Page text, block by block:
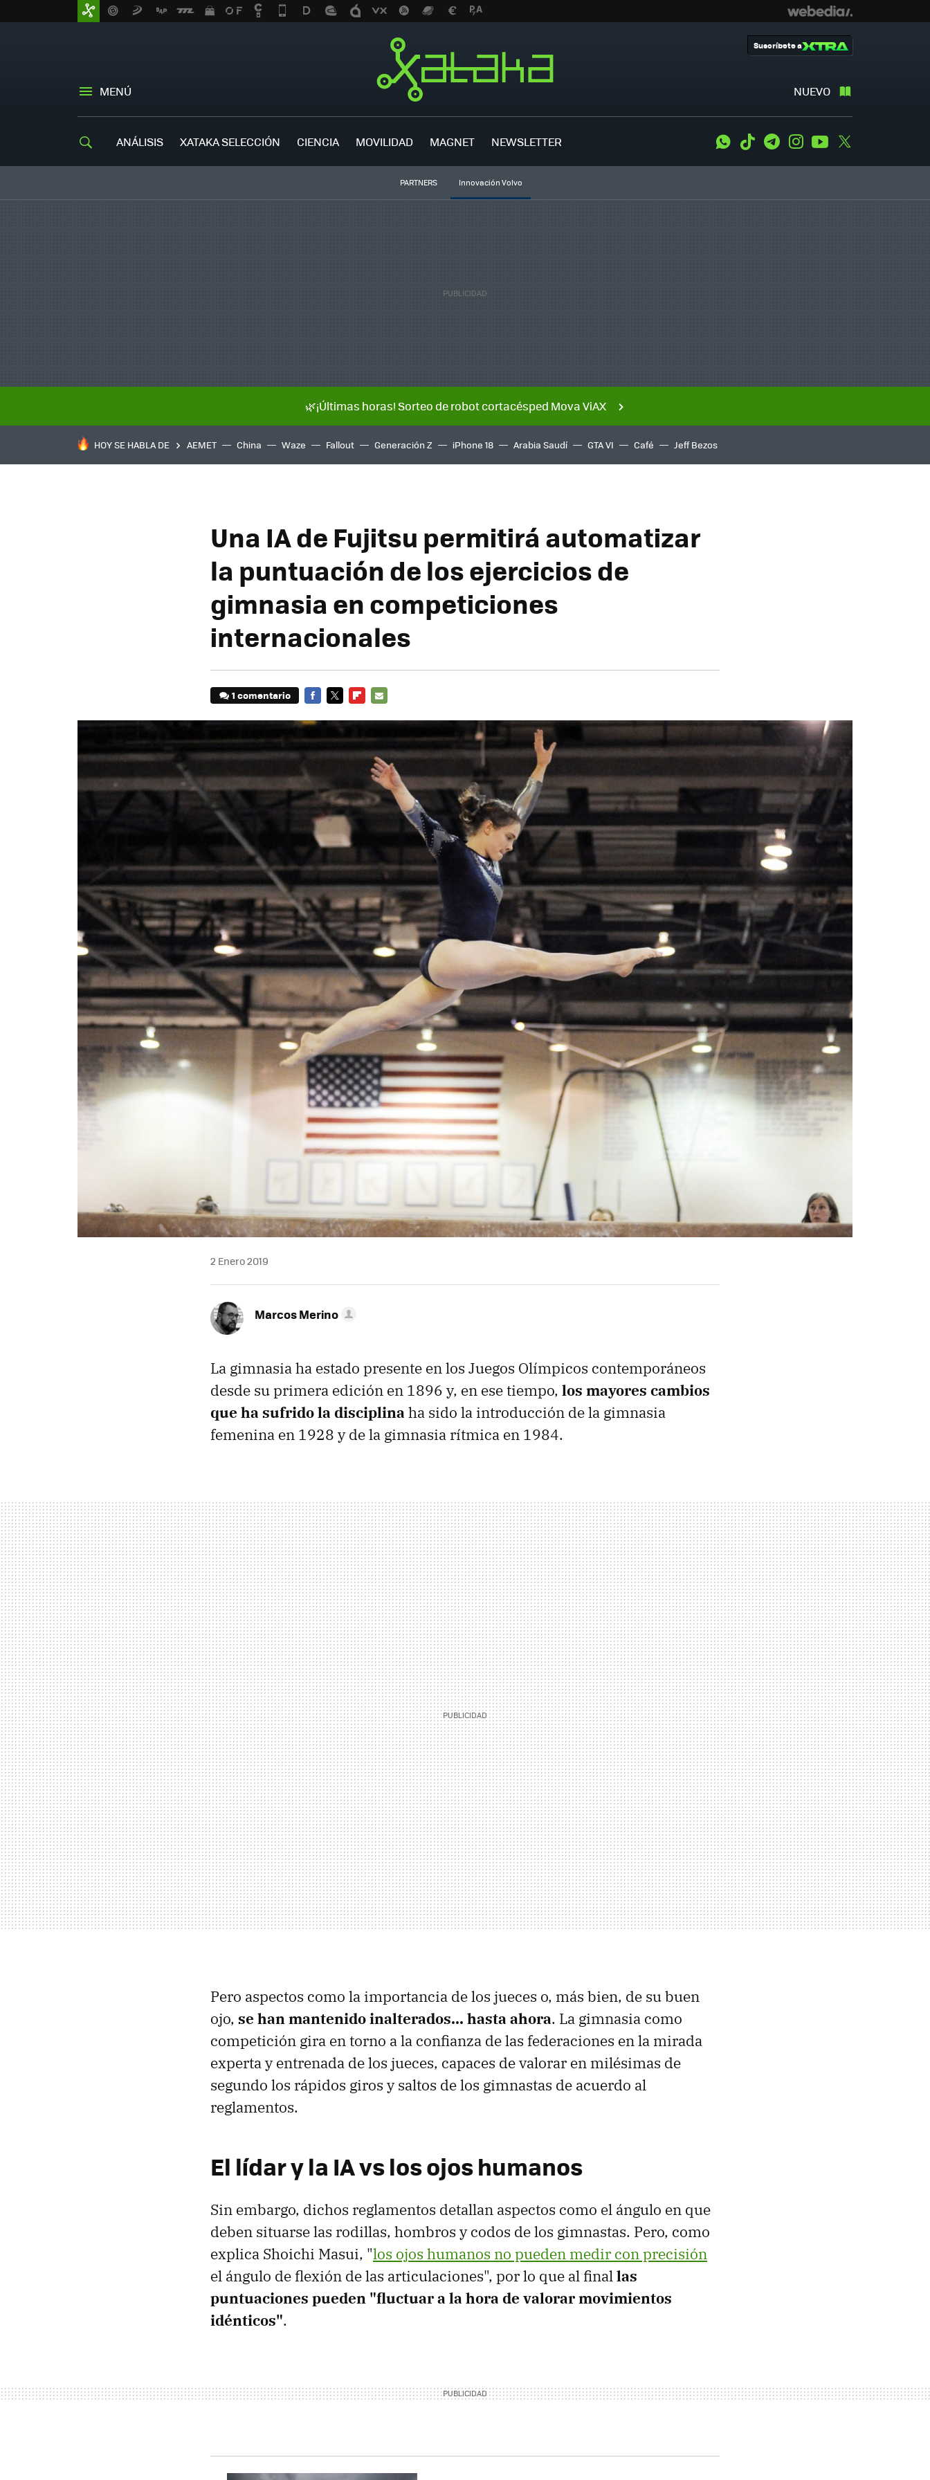
MENÚ NUEVO
Suscríbete a
ANÁLISIS XATAKA SELECCIÓN CIENCIA MOVILIDAD MAGNET NEWSLETTER WhatsApp
Tiktok TelegramInstagramYoutube
PARTNERS Innovación Volvo
🌿¡Últimas horas! Sorteo de robot cortacésped Mova ViAX
HOY SE HABLA DE AEMET China Waze Fallout Generación Z iPhone 18 Arabia Saudí GTA VI Café Jeff Bezos
Una IA de Fujitsu permitirá automatizar
la puntuación de los ejercicios de
gimnasia en competiciones
internacionales
1 comentario
2 Enero 2019
Marcos Merino
La gimnasia ha estado presente en los Juegos Olímpicos contemporáneos
desde su primera edición en 1896 y, en ese tiempo, los mayores cambios
que ha sufrido la disciplina ha sido la introducción de la gimnasia
femenina en 1928 y de la gimnasia rítmica en 1984.
Pero aspectos como la importancia de los jueces o, más bien, de su buen
ojo, se han mantenido inalterados... hasta ahora. La gimnasia como
competición gira en torno a la confianza de las federaciones en la mirada
experta y entrenada de los jueces, capaces de valorar en milésimas de
segundo los rápidos giros y saltos de los gimnastas de acuerdo al
reglamentos.
El lídar y la IA vs los ojos humanos
Sin embargo, dichos reglamentos detallan aspectos como el ángulo en que
deben situarse las rodillas, hombros y codos de los gimnastas. Pero, como
explica Shoichi Masui, "los ojos humanos no pueden medir con precisión
el ángulo de flexión de las articulaciones", por lo que al finallas
puntuaciones pueden "fluctuar a la hora de valorar movimientos
idénticos".